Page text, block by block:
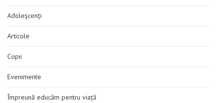
Adoleșcenți
Articole
Copii
Evenimente
Împreună educăm pentru viață